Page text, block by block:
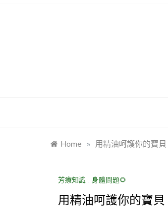
Home » 用精油呵護你的寶貝
芳療知識 , 身體問題🌻
用精油呵護你的寶貝